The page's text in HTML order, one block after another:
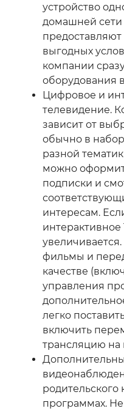
устройство
домашней сети
выгодных
компании
оборудования
Цифровое и
телевидение.
зависит от
обычно в
разной
можно
подписки и
интересам.
фильмы и
качестве
управления
легко
включить
трансляцию на
родительского
программах.